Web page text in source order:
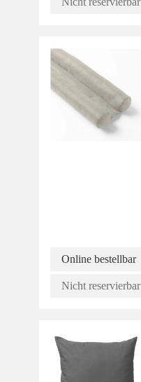
Online bestellbar
Nicht reservierbar